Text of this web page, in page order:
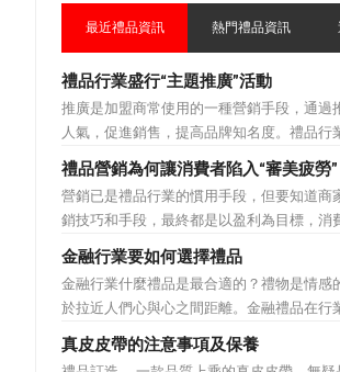
最近禮品資訊 熱門禮品資訊
禮品行業盛行“主題推廣”活動
推廣是加盟商常使用的一種營銷手段，通過
人氣，促進銷售，提高品牌知名度。禮品行
辦過多場推廣活動，來帶動品牌的提升，然
動的普遍，消費者對於這種推廣已經見怪
以，儘管現在許多商家打着賠本推廣、以跳
大搞活動，但生意...
禮品營銷為何讓消費者陷入“審美疲勞”
營銷已是禮品行業的慣用手段，但要知道商
銷技巧和手段，最終都是以盈利為目標，消
時最為關注的便是如何利用最低的費用購買
品。在禮品公司使用常規的營銷方式的同時
走陷入了“審美疲勞”。 編者總結了最讓
業營銷產生免疫...
金融行業要如何選擇禮品
金融行業什麼禮品是最合適的？禮物是情感
於拉近人們心與心之間距離。金融禮品在行
不容忽視，因為禮品即是企業形象的象徵，
彰顯，同時對收禮人來說，一份禮物的永恆
真皮皮帶的注意事項及保養